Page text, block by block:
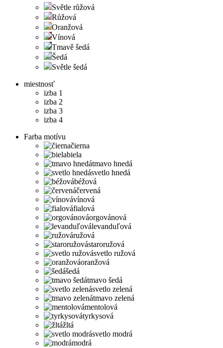
Světle růžová
Růžová
Oranžová
Vínová
Tmavě šedá
Šedá
Světle šedá
miestnosť
izba 1
izba 2
izba 3
izba 4
Farba motívu
čierna
biela
tmavo hnedá
svetlo hnedá
béžová
červená
vínová
fialová
orgovánová
levanduľová
ružová
staroružová
svetlo ružová
oranžová
šedá
tmavo šedá
svetlo zelená
tmavo zelená
mentolová
tyrkysová
žltá
svetlo modrá
modrá